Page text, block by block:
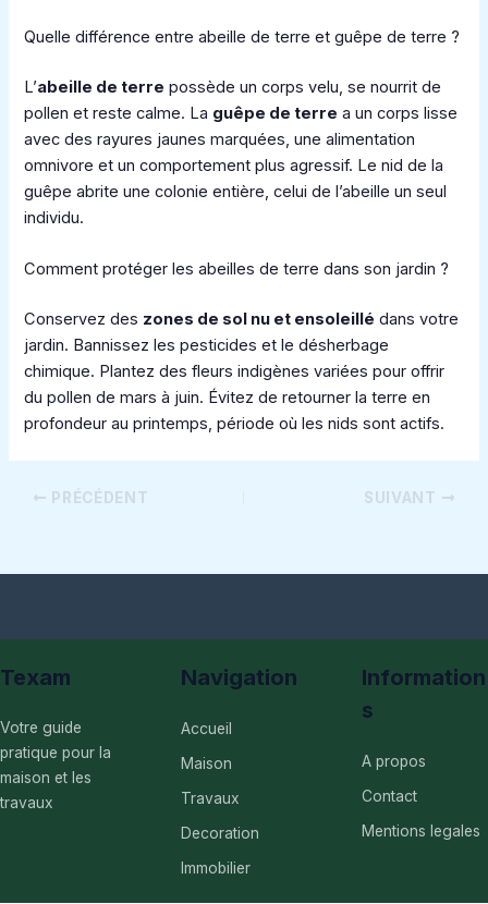
Quelle différence entre abeille de terre et guêpe de terre ?
L’abeille de terre possède un corps velu, se nourrit de
pollen et reste calme. La guêpe de terre a un corps lisse
avec des rayures jaunes marquées, une alimentation
omnivore et un comportement plus agressif. Le nid de la
guêpe abrite une colonie entière, celui de l’abeille un seul
individu.
Comment protéger les abeilles de terre dans son jardin ?
Conservez des zones de sol nu et ensoleillé dans votre
jardin. Bannissez les pesticides et le désherbage
chimique. Plantez des fleurs indigènes variées pour offrir
du pollen de mars à juin. Évitez de retourner la terre en
profondeur au printemps, période où les nids sont actifs.
PRÉCÉDENT SUIVANT
Texam
Votre guide
pratique pour la
maison et les
travaux
Navigation
Accueil
Maison
Travaux
Decoration
Immobilier
Information
s
A propos
Contact
Mentions legales